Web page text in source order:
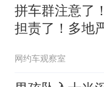
拼车群注意了
担责了！多地
网约车观察室